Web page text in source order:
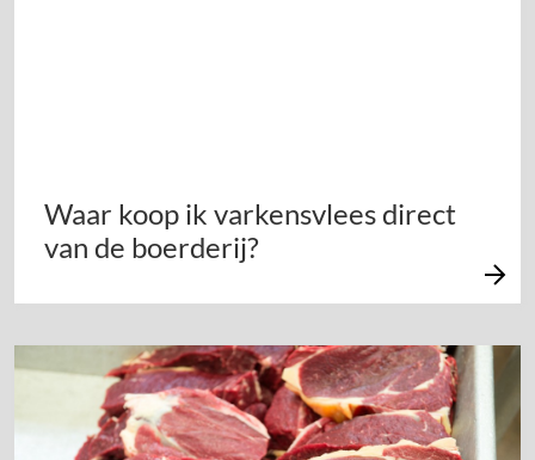
Waar koop ik varkensvlees direct
van de boerderij?